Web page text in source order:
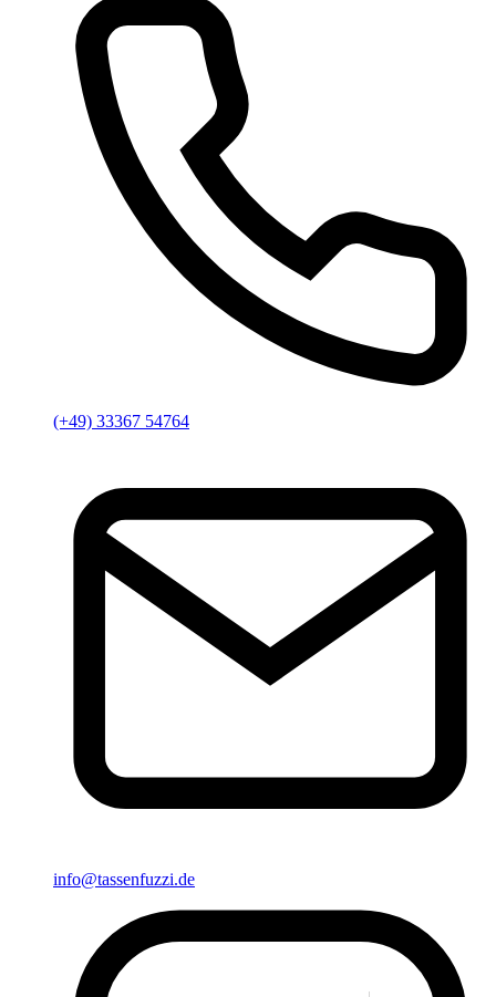
(+49) 33367 54764
info@tassenfuzzi.de